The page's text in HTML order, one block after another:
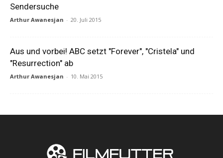
Sendersuche
Arthur Awanesjan - 20. Juli 2015
Aus und vorbei! ABC setzt "Forever", "Cristela" und
"Resurrection" ab
Arthur Awanesjan - 10. Mai 2015